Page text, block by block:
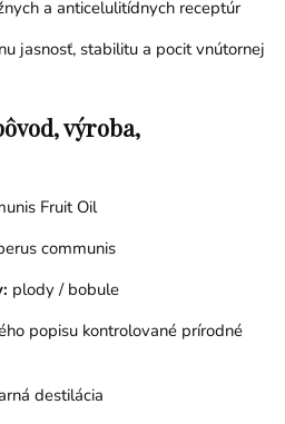
a anticelulitídnych receptúr
jasnosť, stabilitu a pocit vnútornej
výroba,
Fruit Oil
communis
plody / bobule
popisu kontrolované prírodné
destilácia